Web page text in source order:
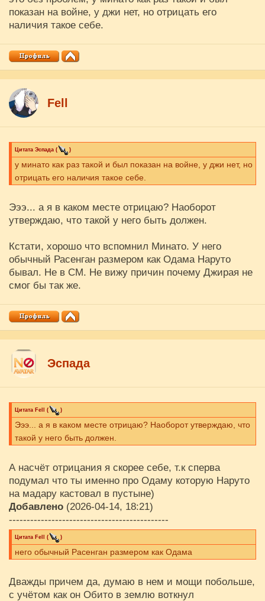
показан на войне, у джи нет, но отрицать его
наличия такое себе.
Fell
Цитата Эспада ( )
у минато как раз такой и был показан на войне, у джи нет, но
отрицать его наличия такое себе.
Эээ... а я в каком месте отрицаю? Наоборот
утверждаю, что такой у него быть должен.
Кстати, хорошо что вспомнил Минато. У него
обычный Расенган размером как Одама Наруто
бывал. Не в СМ. Не вижу причин почему Джирая не
смог бы так же.
Эспада
Цитата Fell ( )
Эээ... а я в каком месте отрицаю? Наоборот утверждаю, что
такой у него быть должен.
А насчёт отрицания я скорее себе, т.к сперва
подумал что ты именно про Одаму которую Наруто
на мадару кастовал в пустыне)
Добавлено (2026-04-14, 18:21)
---------------------------------------------
Цитата Fell ( )
него обычный Расенган размером как Одама
Дважды причем да, думаю в нем и мощи побольше,
с учётом как он Обито в землю воткнул